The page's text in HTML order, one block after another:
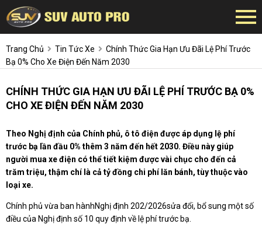
Trang Chủ Tin Tức Xe
Chính Thức Gia Hạn Ưu Đãi Lệ Phí Trước
Bạ 0% Cho Xe Điện Đến Năm 2030
CHÍNH THỨC GIA HẠN ƯU ĐÃI LỆ PHÍ TRƯỚC BẠ 0%
CHO XE ĐIỆN ĐẾN NĂM 2030
Theo Nghị định của Chính phủ, ô tô điện được áp dụng lệ phí
trước bạ lần đầu 0% thêm 3 năm đến hết 2030. Điều này giúp
người mua xe điện có thể tiết kiệm được vài chục cho đến cả
trăm triệu, thậm chí là cả tỷ đồng chi phí lăn bánh, tùy thuộc vào
loại xe.
Chính phủ vừa ban hànhNghị định 202/2026sửa đổi, bổ sung một số
điều của Nghị định số 10 quy định về lệ phí trước bạ.